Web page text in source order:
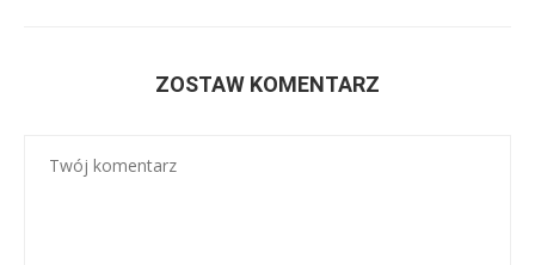
ZOSTAW KOMENTARZ